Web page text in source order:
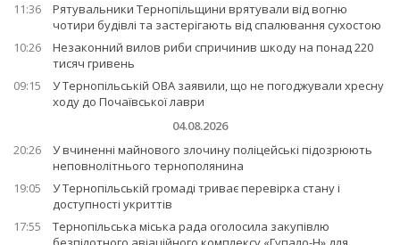
11:36
Рятувальники Тернопільщини врятували від вогню
чотири будівлі та застерігають від спалювання сухостою
10:26
Незаконний вилов риби спричинив шкоду на понад 220
тисяч гривень
09:15
У Тернопільській ОВА заявили, що не погоджували хресну
ходу до Почаївської лаври
04.08.2026
20:26
У вчиненні майнового злочину поліцейські підозрюють
неповнолітнього тернополянина
19:05
У Тернопільській громаді триває перевірка стану і
доступності укриттів
17:55
Тернопільська міська рада оголосила закупівлю